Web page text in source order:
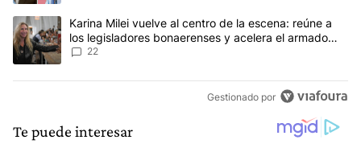
Un artículo de tendencia con el título "Karina Milei vuelve al
Karina Milei vuelve al centro de la escena: reúne a
los legisladores bonaerenses y acelera el armado
para 2027
22
Gestionado por